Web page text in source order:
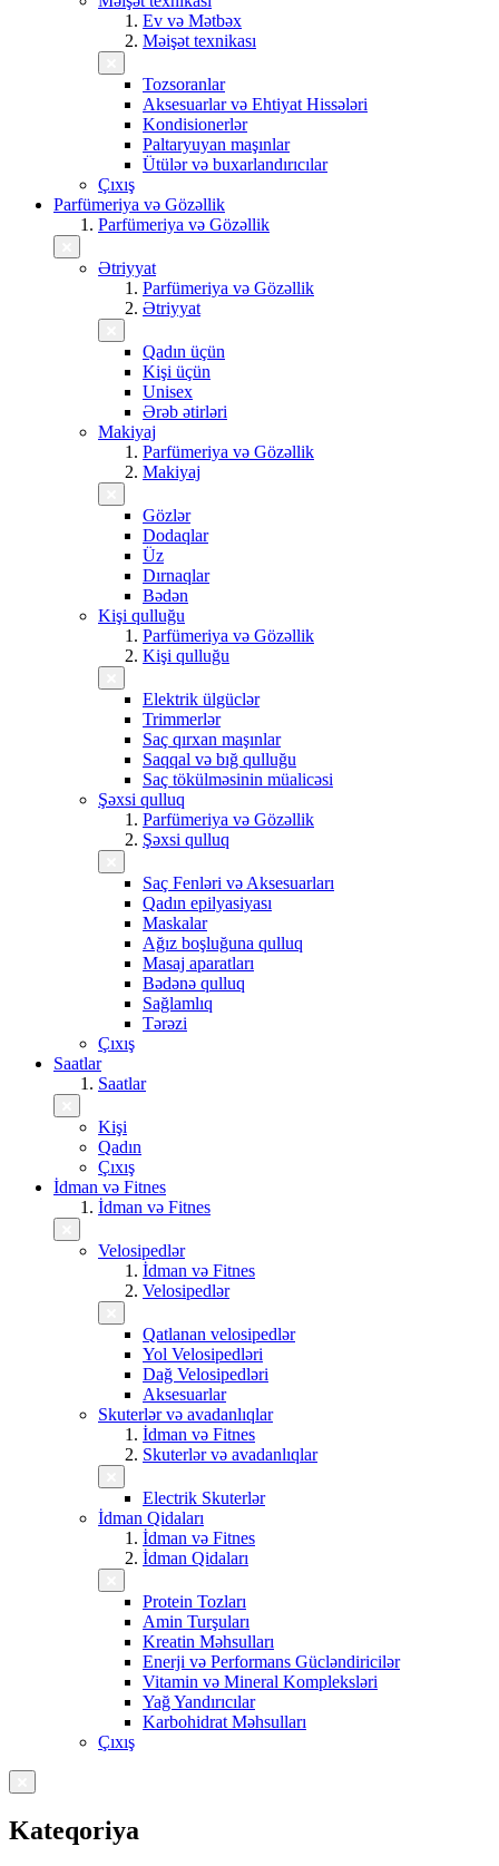
Ev və Mətbəx
Məişət texnikası
Tozsoranlar
Aksesuarlar və Ehtiyat Hissələri
Kondisionerlər
Paltaryuyan maşınlar
Ütülər və buxarlandırıcılar
Çıxış
Parfümeriya və Gözəllik
Parfümeriya və Gözəllik
Ətriyyat
Parfümeriya və Gözəllik
Ətriyyat
Qadın üçün
Kişi üçün
Unisex
Ərəb ətirləri
Makiyaj
Parfümeriya və Gözəllik
Makiyaj
Gözlər
Dodaqlar
Üz
Dırnaqlar
Bədən
Kişi qulluğu
Parfümeriya və Gözəllik
Kişi qulluğu
Elektrik ülgüclər
Trimmerlər
Saç qırxan maşınlar
Saqqal və bığ qulluğu
Saç tökülməsinin müalicəsi
Şəxsi qulluq
Parfümeriya və Gözəllik
Şəxsi qulluq
Saç Fenləri və Aksesuarları
Qadın epilyasiyası
Maskalar
Ağız boşluğuna qulluq
Masaj aparatları
Bədənə qulluq
Sağlamlıq
Tərəzi
Çıxış
Saatlar
Saatlar
Kişi
Qadın
Çıxış
İdman və Fitnes
İdman və Fitnes
Velosipedlər
İdman və Fitnes
Velosipedlər
Qatlanan velosipedlər
Yol Velosipedləri
Dağ Velosipedləri
Aksesuarlar
Skuterlər və avadanlıqlar
İdman və Fitnes
Skuterlər və avadanlıqlar
Electrik Skuterlər
İdman Qidaları
İdman və Fitnes
İdman Qidaları
Protein Tozları
Amin Turşuları
Kreatin Məhsulları
Enerji və Performans Gücləndiricilər
Vitamin və Mineral Kompleksləri
Yağ Yandırıcılar
Karbohidrat Məhsulları
Çıxış
Kateqoriya